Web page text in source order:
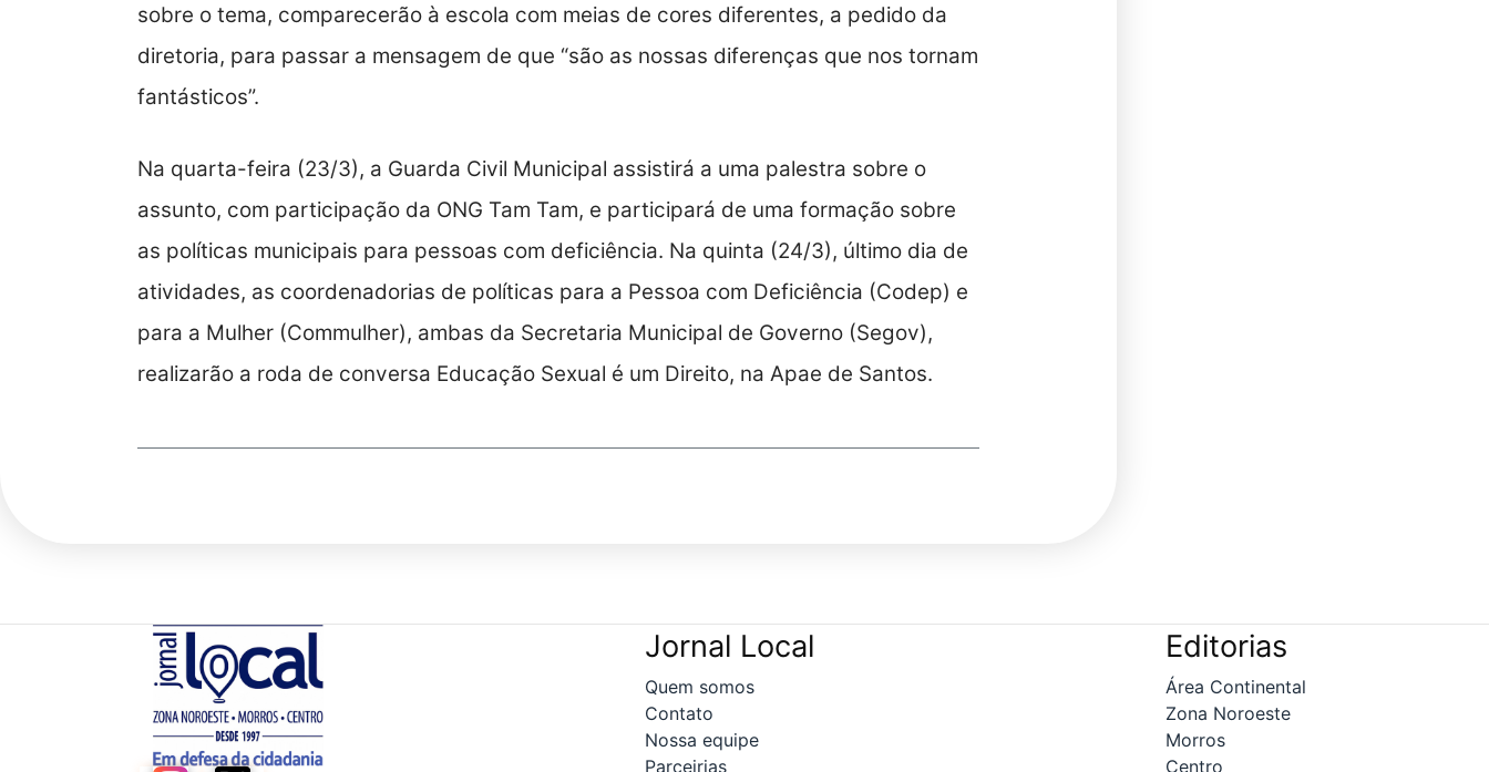
sobre o tema, comparecerão à escola com meias de cores diferentes, a pedido da
diretoria, para passar a mensagem de que “são as nossas diferenças que nos tornam
fantásticos”.
Na quarta-feira (23/3), a Guarda Civil Municipal assistirá a uma palestra sobre o
assunto, com participação da ONG Tam Tam, e participará de uma formação sobre
as políticas municipais para pessoas com deficiência. Na quinta (24/3), último dia de
atividades, as coordenadorias de políticas para a Pessoa com Deficiência (Codep) e
para a Mulher (Commulher), ambas da Secretaria Municipal de Governo (Segov),
realizarão a roda de conversa Educação Sexual é um Direito, na Apae de Santos.
Jornal Local
Quem somos
Contato
Nossa equipe
Parceirias
Editorias
Área Continental
Zona Noroeste
Morros
Centro